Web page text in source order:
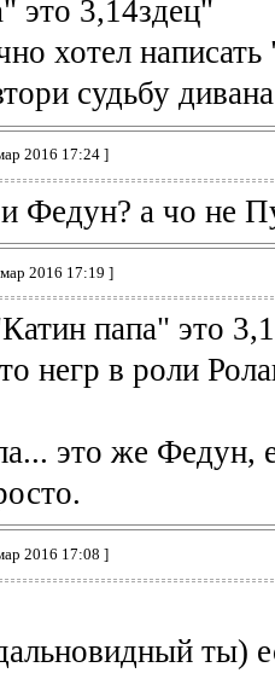
это 3,14здец"
хотел
судьбу
2016 17:24 ]
Федун? а чо не
2016 17:19 ]
папа" это
негр в роли
это же Федун,
2016 17:08 ]
ты)